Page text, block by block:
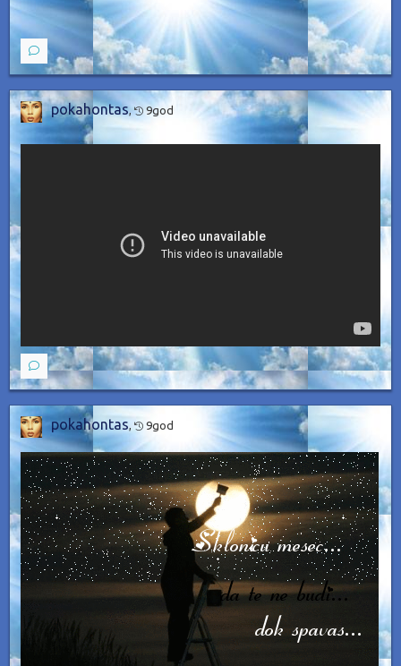
pokahontas, 9god
pokahontas, 9god